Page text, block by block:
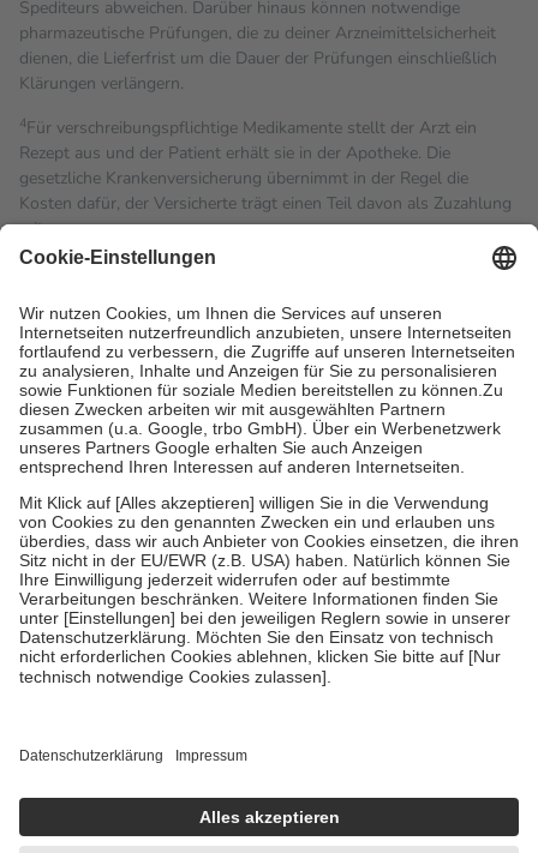
Spediteurs abweichen. Darüber hinaus können notwendige
pharmazeutische Prüfungen, die zu deiner Arzneimittelsicherheit
dienen, die Lieferfrist um die Dauer der Prüfungen einschließlich
Klärungen verlängern.
4Für verschreibungspflichtige Medikamente stellt der Arzt ein
Rezept aus und der Patient erhält sie in der Apotheke. Die
gesetzliche Krankenversicherung übernimmt in der Regel die
Kosten dafür, der Versicherte trägt einen Teil davon als Zuzahlung
mit.
Grundsätzlich leisten Mitglieder Zuzahlungen in Höhe von zehn
höchstens zehn Euro.
Es sind jedoch nie mehr als die
tatsächlichen Kosten der Leistung zu entrichten.
Diese Regeln gelten grundsätzlich auch für Online-Apotheken.
Bei Heilmitteln und häuslicher Krankenpflege beträgt die
Zuzahlung zehn Prozent der Kosten sowie zehn Euro je
Verordnung.
Um das Engagement der Versicherten für ihre eigene Gesundheit
zu stärken und die besondere Stellung der Familie zu unterstützen,
fallenkeine Zuzahlungenan bei:
• Kindern und Jugendlichen bis zum vollendeten 18. Lebensjahr
mit Ausnahme der Fahrkosten
• Untersuchungen zur Vorsorge und Früherkennung, die von der
GKV getragen werden
• empfohlenen Schutzimpfungen
• Harn- und Blutteststreifen
getroffen, um sicherzustellen, dass es sich um echte Bewertungen
https://help.etrusted.com/hc/de/articles/4419944605341
Einige Bilder und Inhalte wurden unter Zuhilfenahme künstlicher